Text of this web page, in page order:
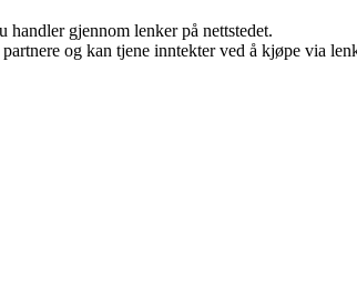
gjennom lenker på nettstedet.
og kan tjene inntekter ved å kjøpe via